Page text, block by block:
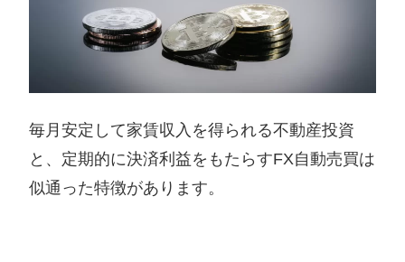
毎月安定して家賃収入を得られる不動産投資
と、定期的に決済利益をもたらすFX自動売買は
似通った特徴があります。